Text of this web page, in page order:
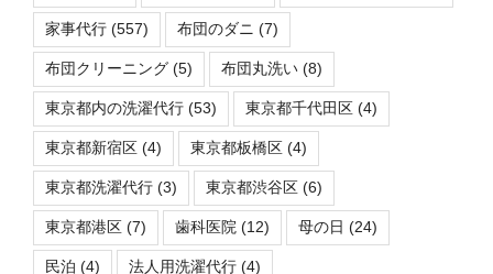
家事代行 (557) 布団のダニ (7)
布団クリーニング (5) 布団丸洗い (8)
東京都内の洗濯代行 (53) 東京都千代田区 (4)
東京都新宿区 (4) 東京都板橋区 (4)
東京都洗濯代行 (3) 東京都渋谷区 (6)
東京都港区 (7) 歯科医院 (12) 母の日 (24)
民泊 (4) 法人用洗濯代行 (4)